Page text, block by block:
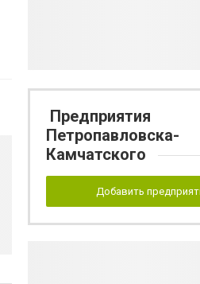
Предприятия
Петропавловска-
Камчатского
Добавить